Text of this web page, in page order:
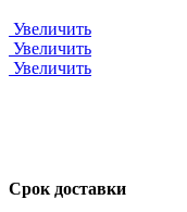
Увеличить
Увеличить
Увеличить
Срок доставки